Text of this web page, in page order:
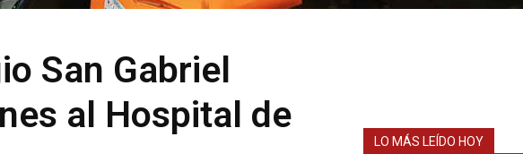
San Gabriel
al Hospital de
LO MÁS LEÍDO HOY